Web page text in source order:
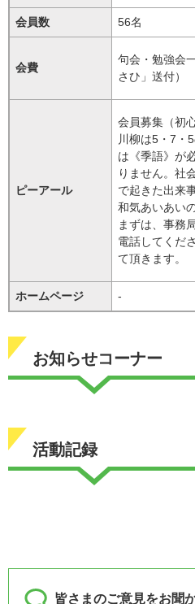
会員数 56名
会費
句会・勉強会
さひ」送付）
ピーアール
会員募集（初
川柳は5・7・
は《季語》が
りません。社
で起きた出来
和気あいあい
まずは、事務
電話してくだ
て頂きます。
ホームページ -
お知らせコーナー
活動記録
皆さまのご意見をお聞